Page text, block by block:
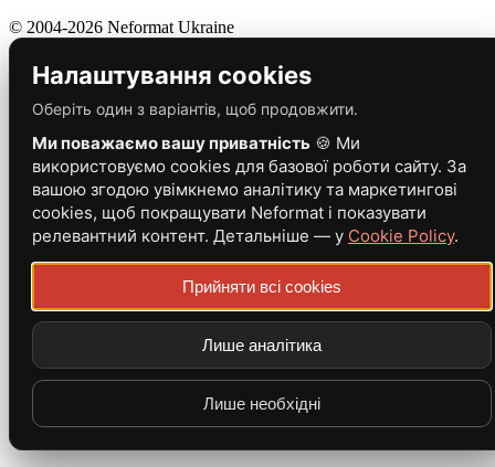
© 2004-2026 Neformat Ukraine
Налаштування cookies
Оберіть один з варіантів, щоб продовжити.
Ми поважаємо вашу приватність 🍪 Ми
використовуємо cookies для базової роботи сайту. За
вашою згодою увімкнемо аналітику та маркетингові
cookies, щоб покращувати Neformat і показувати
релевантний контент. Детальніше — у Cookie Policy.
Прийняти всі cookies
Лише аналітика
Лише необхідні